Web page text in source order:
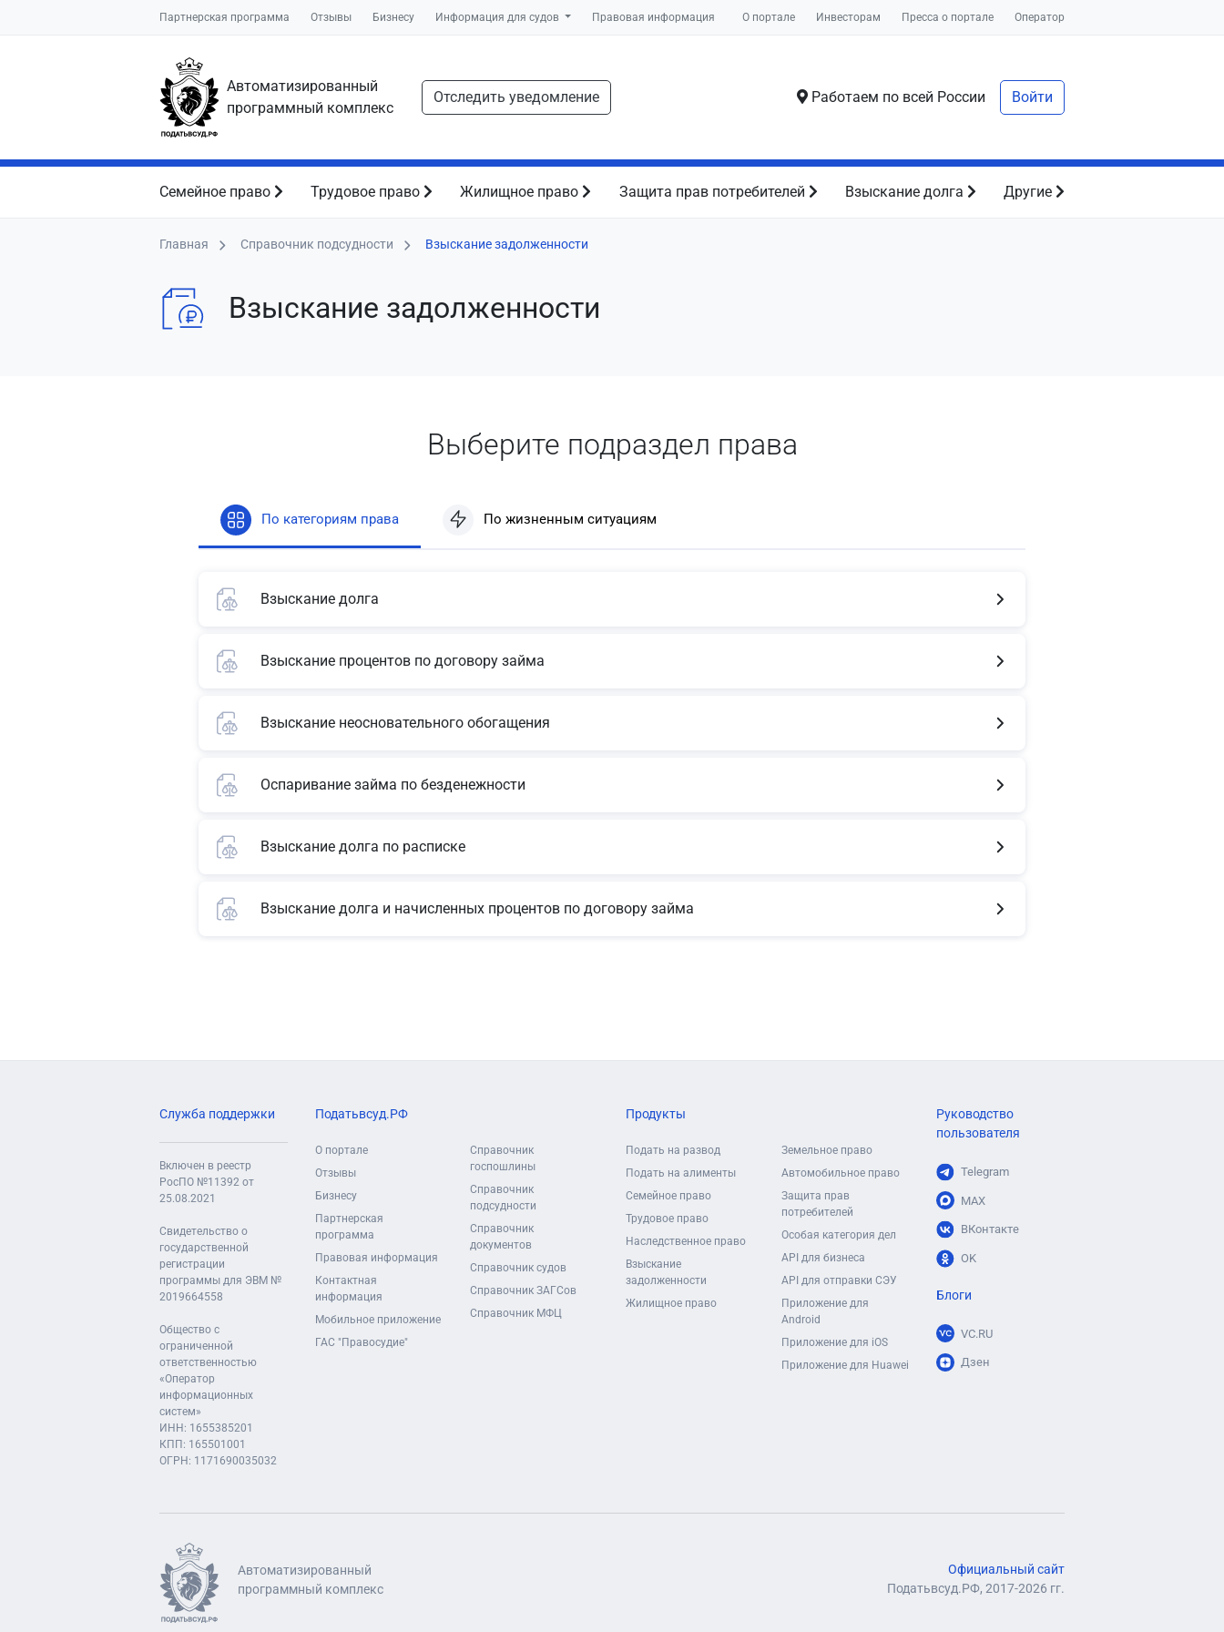
Партнерская программа Отзывы Бизнесу Информация для судов Правовая информация О портале Инвесторам Пресса о портале Оператор
Автоматизированный
программный комплекс
Отследить уведомление Работаем по всей России Войти
Семейное право Трудовое право Жилищное право Защита прав потребителей Взыскание долга Другие
Главная Справочник подсудности Взыскание задолженности
Взыскание задолженности
Выберите подраздел права
По категориям права По жизненным ситуациям
Взыскание долга
Взыскание процентов по договору займа
Взыскание неосновательного обогащения
Оспаривание займа по безденежности
Взыскание долга по расписке
Взыскание долга и начисленных процентов по договору займа
Служба поддержки
Включен в реестр
РосПО №11392 от
25.08.2021
Свидетельство о
государственной
регистрации
программы для ЭВМ №
2019664558
Общество с
ограниченной
ответственностью
«Оператор
информационных
систем»
ИНН: 1655385201
КПП: 165501001
ОГРН: 1171690035032
Податьвсуд.РФ
О портале
Отзывы
Бизнесу
Партнерская
программа
Правовая информация
Контактная
информация
Мобильное приложение
ГАС "Правосудие"
Справочник
госпошлины
Справочник
подсудности
Справочник
документов
Справочник судов
Справочник ЗАГСов
Справочник МФЦ
Продукты
Подать на развод
Подать на алименты
Семейное право
Трудовое право
Наследственное право
Взыскание
задолженности
Жилищное право
Земельное право
Автомобильное право
Защита прав
потребителей
Особая категория дел
API для бизнеса
API для отправки СЭУ
Приложение для
Android
Приложение для iOS
Приложение для Huawei
Руководство
пользователя
Telegram
MAX
ВКонтакте
OK
Блоги
VC.RU
Дзен
Автоматизированный
программный комплекс
Официальный сайт
Податьвсуд.РФ, 2017-2026 гг.